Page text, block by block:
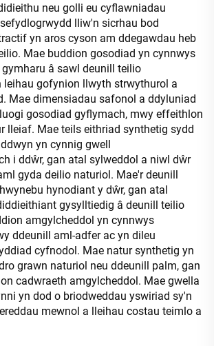
neu golli eu cyflawniadau
lliw'n sicrhau bod
yn aros cyson am ddegawdau heb
Mae buddion gosodiad yn cynnwys
â sawl deunill teilio
leihau gofynion llwyth strwythurol a
Mae dimensiadau safonol a ddyluniad
gosodiad gyflymach, mwy effeithlon
lleiaf. Mae teils eithriad synthetig sydd
yn cynnig gwell
i ddŵr, gan atal sylweddol a niwl dŵr
gyda deilio naturiol. Mae'r deunill
hynodiant y dŵr, gan atal
gysylltiedig â deunill teilio
amgylcheddol yn cynnwys
ddeunill aml-adfer ac yn dileu
cyfnodol. Mae natur synthetig yn
grawn naturiol neu ddeunill palm, gan
cadwraeth amgylcheddol. Mae gwella
yn dod o briodweddau yswiriad sy'n
mewnol a lleihau costau teimlo a